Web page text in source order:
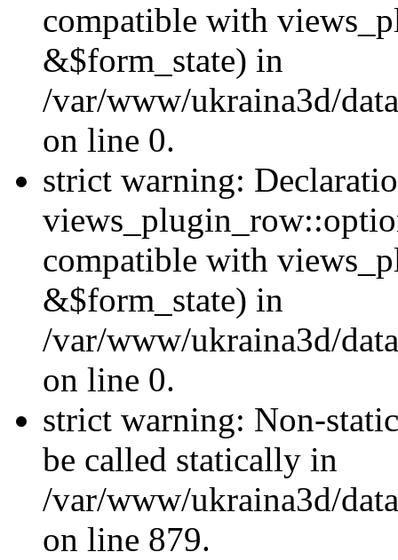
compatible with
&$form_state) in
/var/www/ukraina3d/
on line 0.
strict warning:
compatible with
&$form_state) in
/var/www/ukraina3d/
on line 0.
strict warning: Non-
be called statically in
/var/www/ukraina3d/
on line 879.